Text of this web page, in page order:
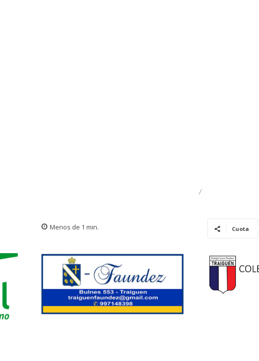
Menos de 1 min. Cuota